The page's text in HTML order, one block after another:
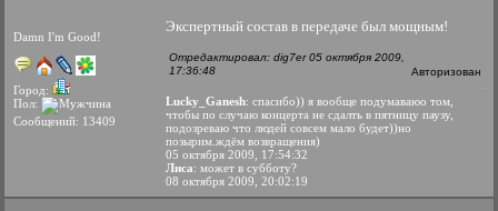
Damn I'm Good!
Город:
Пол:
Сообщений: 13409
Экспертный состав в передаче был мощным!
Отредактировал: dig7er 05 октября 2009,
17:36:48
Авторизован
Lucky_Ganesh: спасибо)) я вообще подумаваюо том,
чтобы по случаю концерта не сдалть в пятницу паузу,
подозреваю что людей совсем мало будет))но
позырим.ждём возвращения)
05 октября 2009, 17:54:32
Лиса: может в субботу?
08 октября 2009, 20:02:19